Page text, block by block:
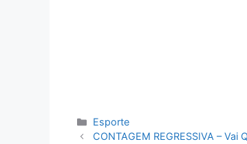
Categorias
Esporte
CONTAGEM REGRESSIVA –